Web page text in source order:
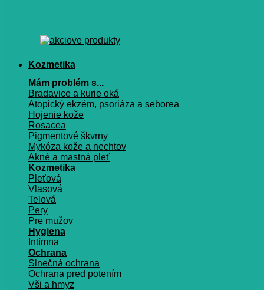
Kozmetika
Mám problém s...
Bradavice a kurie oká
Atopický ekzém, psoriáza a seborea
Hojenie kože
Rosacea
Pigmentové škvrny
Mykóza kože a nechtov
Akné a mastná pleť
Kozmetika
Pleťová
Vlasová
Telová
Pery
Pre mužov
Hygiena
Intímna
Ochrana
Slnečná ochrana
Ochrana pred potením
Vši a hmyz